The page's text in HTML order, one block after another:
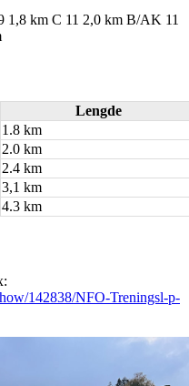
1,8 km C 11 2,0 km B/AK 11
Lengde
1.8 km
2.0 km
2.4 km
3,1 km
4.3 km
142838/NFO-Treningsl-p-